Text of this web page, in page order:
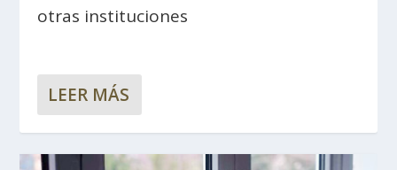
otras instituciones
LEER MÁS